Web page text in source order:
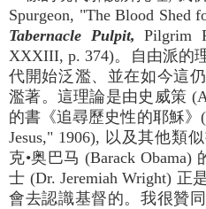
Spurgeon, "The Blood Shed
Tabernacle Pulpit, Pilgrim
XXXIII, p. 374)。自由派的
代開始泛濫、並在如今這
濫著。這理論是由史威策
的書《追尋歷史性的耶穌》
Jesus," 1906), 以及其他類
克•奥巴马 (Barack
士 (Dr. Jeremiah Wright) 正
會去認識基督的。我很贊